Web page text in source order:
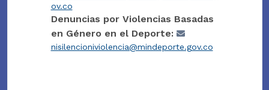
ov.co
Denuncias por Violencias Basadas
en Género en el Deporte:
nisilencioniviolencia@mindeporte.gov.co